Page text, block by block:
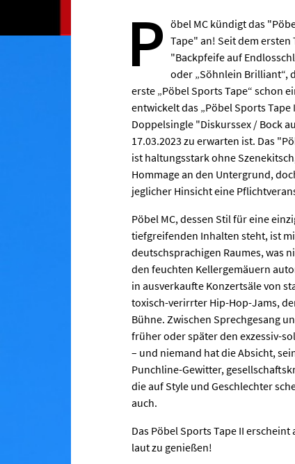
P öbel MC kündigt das
Tape" an! Seit dem ersten
"Backpfeife auf
oder „Söhnlein Brilliant“,
erste „Pöbel Sports Tape“ schon
entwickelt das „Pöbel Sports
Doppelsingle "Diskurssex / Bock
17.03.2023 zu erwarten ist. Das
ist haltungsstark ohne
Hommage an den Untergrund,
jeglicher Hinsicht eine
Pöbel MC, dessen Stil für eine
tiefgreifenden Inhalten steht, ist
deutschsprachigen Raumes, was
den feuchten Kellergemäuern
in ausverkaufte Konzertsäle von
toxisch-verirrter Hip-Hop-Jams,
Bühne. Zwischen Sprechgesang
früher oder später den exzessiv-
– und niemand hat die Absicht,
Punchline-Gewitter,
die auf Style und Geschlechter
auch.
Das Pöbel Sports Tape II
laut zu genießen!